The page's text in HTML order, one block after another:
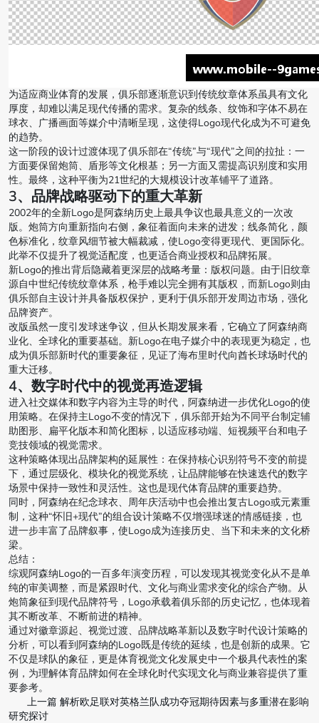
为适应商业体育的发展，俱乐部逐渐意识到传统纹章体系虽具有文化
厚度，却难以满足现代传播的需求。复杂的线条、纹饰和字体不易在
球衣、广播画面等媒介中清晰呈现，这使得Logo现代化成为不可避免
的趋势。
这一阶段的设计过渡体现了俱乐部在“传统”与“现代”之间的拉扯：一
方面要保留炮筒、盾形等文化根基；另一方面又需提高识别度和实用
性。最终，这种平衡为21世纪的大规模设计改革铺平了道路。
3、品牌战略驱动下的重大革新
2002年的全新Logo是阿森纳历史上最具争议也最具意义的一次改
版。炮筒方向重新指向右侧，象征着面向未来的进发；线条简化，颜
色标准化，纹章风细节被大幅裁减，使Logo变得更现代、更国际化。
此举不仅提升了视觉适配度，也更适合商业授权和品牌拓展。
新Logo的推出背后隐藏着更深层的战略考量：版权问题。由于旧纹章
源自中世纪传统纹章体系，枪手难以完全拥有其版权，而新Logo则由
俱乐部自主设计并具备版权保护，更利于俱乐部开发周边市场，强化
品牌资产。
改版虽然一度引发球迷争议，但从长期发展来看，它确立了阿森纳商
业化、全球化的重要基础。新Logo在电子媒介中的表现更为稳定，也
成为俱乐部新时代的重要象征，见证了海布里时代向酋长球场时代的
重大迁移。
4、数字时代中的视觉再造逻辑
进入社交媒体和数字内容为主导的时代，阿森纳进一步优化Logo的使
用策略。在保持主Logo不变的情况下，俱乐部开始为不同平台制定辅
助图形、扁平化版本和简化图标，以适应移动端、短视频平台和电子
竞技领域的视觉需求。
这种策略体现出品牌架构的延展性：在保持核心识别符号不变的前提
下，通过层级化、模块化的视觉系统，让品牌能够在快速迭代的数字
场景中保持一致性和灵活性。这也是现代体育品牌的重要趋势。
同时，阿森纳在纪念球衣、周年庆活动中也会推出复古Logo或元素重
制，这种“怀旧+现代”的组合设计策略不仅增强球迷的情感链接，也
进一步丰富了品牌叙事，使Logo成为连接历史、当下和未来的文化桥
梁。
总结：
综观阿森纳Logo的一百多年演变历程，可以发现其视觉变化从不是单
纯的审美调整，而是紧跟时代、文化与商业需求变化的综合产物。从
炮筒象征到现代品牌符号，Logo承载着俱乐部的历史记忆，也体现着
其不断改革、不断前进的精神。
通过对徽章源起、视觉过渡、品牌战略革新以及数字时代设计策略的
分析，可以看到阿森纳的Logo既是传统的延续，也是创新的成果。它
不仅是球队的象征，更是体育视觉文化发展史中一个极具代表性的案
例，为理解体育品牌如何在全球化时代实现文化与商业兼容提供了重
要参考。
上一篇 解析欧足联对英格兰队成功夺冠期待因素与多重潜在影响
研究探讨